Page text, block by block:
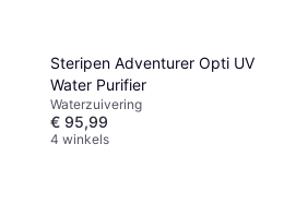
Steripen Adventurer Opti UV
Water Purifier
Waterzuivering
€ 95,99
4 winkels